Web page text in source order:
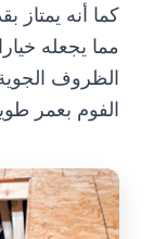
كما أنه يمتاز
مما يجعله
الظروف
الفوم بعمر